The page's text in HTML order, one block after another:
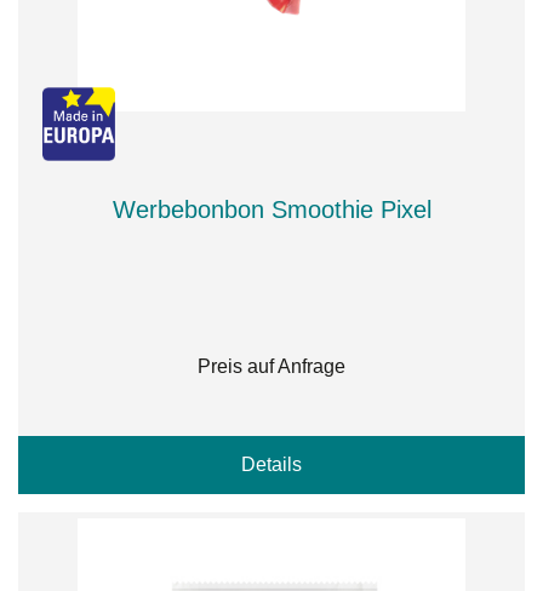
Werbebonbon Smoothie Pixel
Preis auf Anfrage
Details